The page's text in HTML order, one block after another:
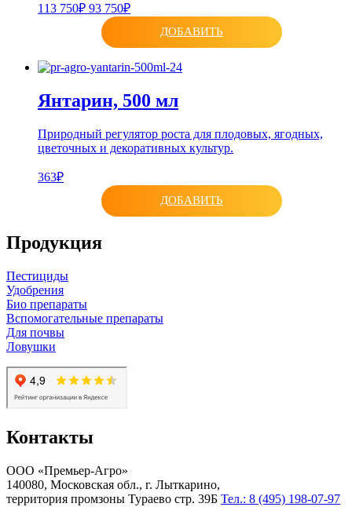
113 750₽ 93 750₽
ДОБАВИТЬ
Янтарин, 500 мл
Природный регулятор роста для плодовых, ягодных,
цветочных и декоративных культур.
363₽
ДОБАВИТЬ
Продукция
Пестициды
Удобрения
Био препараты
Вспомогательные препараты
Для почвы
Ловушки
Контакты
ООО «Премьер-Агро»
140080, Московская обл., г. Лыткарино,
территория промзоны Тураево стр. 39Б Тел.: 8 (495) 198-07-97